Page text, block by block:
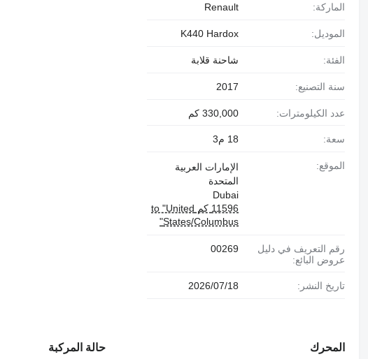
الماركة: Renault
الموديل: K440 Hardox
الفئة: شاحنة قلابة
سنة التصنيع: 2017
عدد الكيلومترات: 330,000 كم
سعة: 18 م3
الموقع:
الإمارات العربية
المتحدة
Dubai
11596 كم to "United
States/Columbus"
رقم التعريف في دليل
عروض البائع:
00269
تاريخ النشر: 18‏/07‏/2026
المحرك حالة المركبة